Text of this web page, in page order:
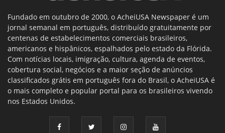
Fundado em outubro de 2000, o AcheiUSA Newspaper é um
jornal semanal em português, distribuído gratuitamente por
centenas de estabelecimentos comerciais brasileiros,
americanos e hispânicos, espalhados pelo estado da Flórida.
Com notícias locais, imigração, cultura, agenda de eventos,
cobertura social, negócios e a maior seção de anúncios
classificados grátis em português fora do Brasil, o AcheiUSA é
o mais completo e popular portal para os brasileiros vivendo
nos Estados Unidos.